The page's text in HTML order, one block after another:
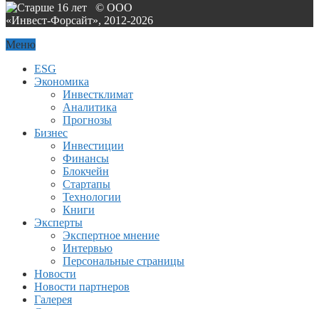
© ООО
«Инвест-Форсайт», 2012-2026
Меню
ESG
Экономика
Инвестклимат
Аналитика
Прогнозы
Бизнес
Инвестиции
Финансы
Блокчейн
Стартапы
Технологии
Книги
Эксперты
Экспертное мнение
Интервью
Персональные страницы
Новости
Новости партнеров
Галерея